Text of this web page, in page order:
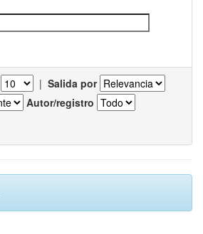
| Salida por
Autor/registro